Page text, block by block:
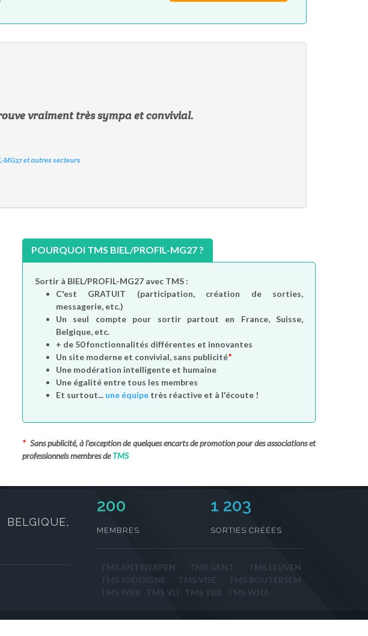
vraiment très sympa et convivial.
MG27 et autres secteurs
MG27 et autres secteurs
MG27 et autres secteurs
POURQUOI TMS BIEL/PROFIL-MG27 ?
Sortir à BIEL/PROFIL-MG27 avec TMS :
C'est GRATUIT (participation, création de sorties,
messagerie, etc.)
Un seul comptepour sortir partout en France, Suisse,
Belgique, etc.
+ de 50 fonctionnalités différentes et innovantes
Un site moderne et convivial, sans publicité*
Une modération intelligente et humaine
Une égalité entre tous les membres
Et surtout... une équipe très réactive et à l'écoute !
* Sans publicité, à l'exception de quelques encarts de promotion pour des associations et
professionnels membres deTMS
230
MEMBRES
1 203
SORTIES CRÉÉES
TMS ANTWERPEN TMS GENT
TMS LEUVEN
TMS JODOIGNE
TMS VISÉ
TMS BOUTERSEM
TMS WBR
TMS VLI TMS VBR TMS WNA